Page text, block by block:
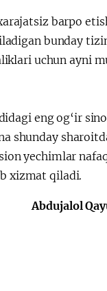
barpo
bunday
uchun ayni
eng og‘ir
shunday
yechimlar
xizmat qiladi.
Abdujalol